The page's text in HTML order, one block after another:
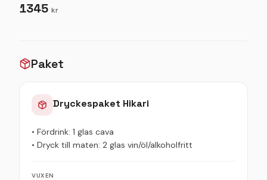
1345 kr
Paket
Dryckespaket Hikari
• Fördrink: 1 glas cava
• Dryck till maten: 2 glas vin/öl/alkoholfritt
VUXEN